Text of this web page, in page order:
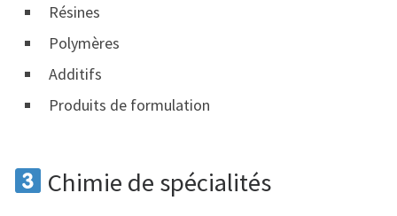
Résines
Polymères
Additifs
Produits de formulation
Chimie de spécialités